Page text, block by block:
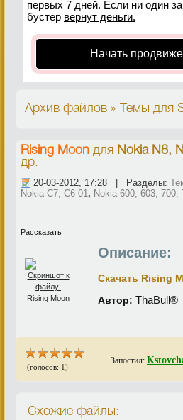
первых 7 дней. Если ни один
бустер вернут деньги.
Начать
Архив файлов » Темы для
Rising Moon для Nokia N8,
др.
20-03-2012, 17:28 | Разделы:
Nokia C7, C6-01, Nokia 600, 603, 700,
Рассказать
Описание:
Скачать Rising
Автор: ThaBull®
(голосов: 1)
Запостил:
Схожие файлы: